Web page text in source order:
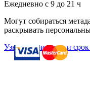
Ежедневно с 9 до 21 ч
Могут собираться
раскрывать
Узнать стоимость и